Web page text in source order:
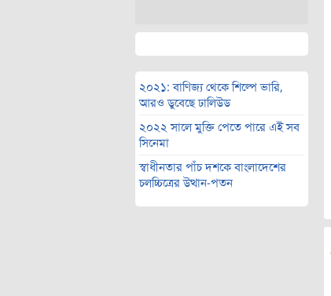
২০২১: বাণিজ্য থেকে শিল্পে ভারি,
আরও ডুবেছে ঢালিউড
২০২২ সালে মুক্তি পেতে পারে এই সব
সিনেমা
স্বাধীনতার পাঁচ দশকে বাংলাদেশের
চলচ্চিত্রের উত্থান-পতন